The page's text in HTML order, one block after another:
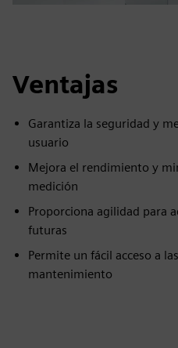
Ventajas
Garantiza la seguridad y
usuario
Mejora el rendimiento y
medición
Proporciona agilidad para
futuras
Permite un fácil acceso a
mantenimiento